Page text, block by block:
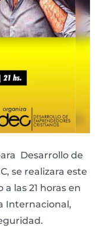
Desarrollo de
se realizara este
las 21 horas en
Internacional,